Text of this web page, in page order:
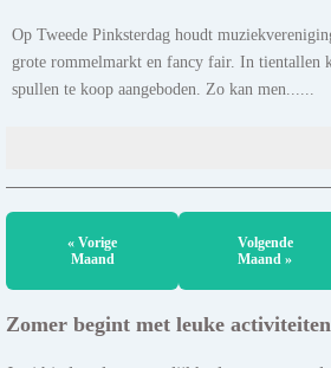
Op Tweede Pinksterdag houdt
grote rommelmarkt en fancy fair. In tientallen
spullen te koop aangeboden. Zo kan men......
« Vorige
Maand
Volgende
Maand »
Zomer begint met leuke activiteiten